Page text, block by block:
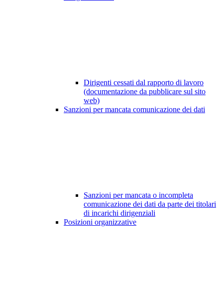
Dirigenti cessati dal rapporto di lavoro
(documentazione da pubblicare sul sito
web)
Sanzioni per mancata comunicazione dei dati
Sanzioni per mancata o incompleta
comunicazione dei dati da parte dei titolari
di incarichi dirigenziali
Posizioni organizzative